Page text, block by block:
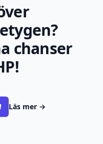
chanser
Läs mer →